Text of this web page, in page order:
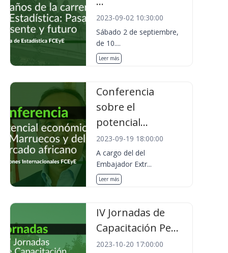
2023-09-02 10:30:00
Sábado 2 de septiembre,
de 10....
Leer más
Conferencia
sobre el
potencial...
2023-09-19 18:00:00
A cargo del del
Embajador Extr...
Leer más
IV Jornadas de
Capacitación Pe...
2023-10-20 17:00:00